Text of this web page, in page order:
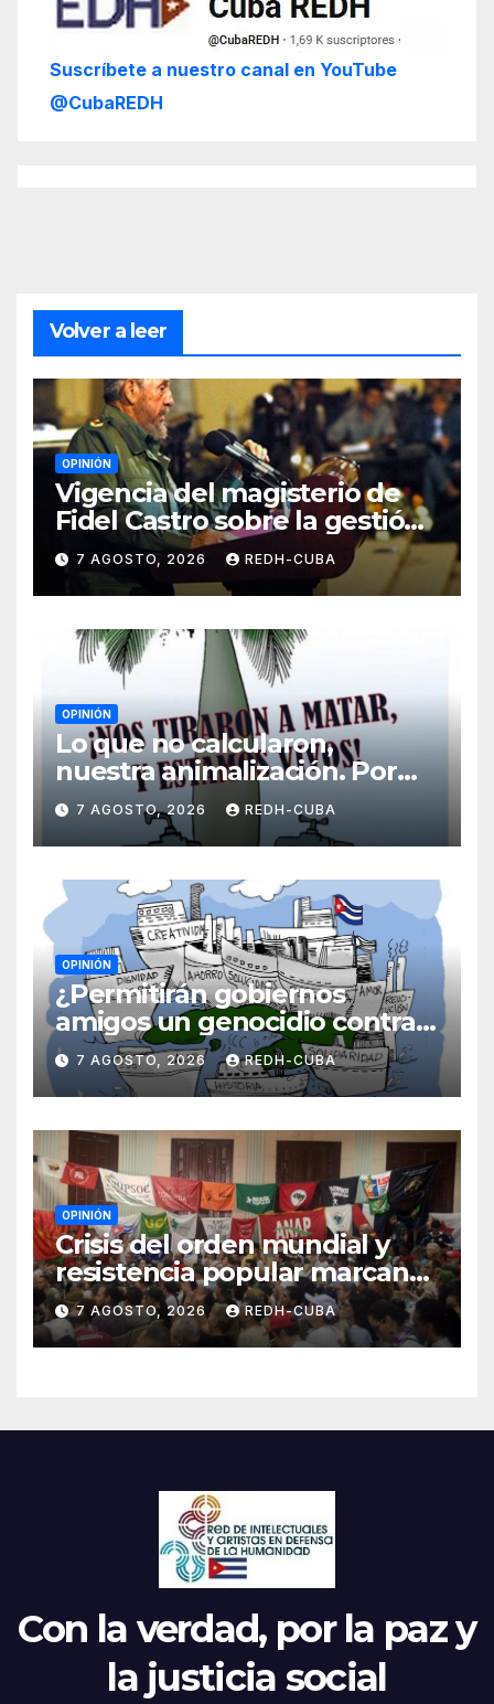
Suscríbete a nuestro canal en YouTube
@CubaREDH
Volver a leer
OPINIÓN
Vigencia del magisterio de
Fidel Castro sobre la gestión
del liderazgo revolucionario.
Por Jorge Luís Guach Estévez
7 AGOSTO, 2026 REDH-CUBA
OPINIÓN
Lo que no calcularon,
nuestra animalización. Por
Laidi Fernández de Juan
7 AGOSTO, 2026 REDH-CUBA
OPINIÓN
¿Permitirán gobiernos
amigos un genocidio contra
Cuba? Por Hedelberto López
Blanch
7 AGOSTO, 2026 REDH-CUBA
OPINIÓN
Crisis del orden mundial y
resistencia popular marcan
el inicio de la IV Asamblea
Continental de ALBA
Movimientos en Cuba
7 AGOSTO, 2026 REDH-CUBA
Con la verdad, por la paz y
la justicia social